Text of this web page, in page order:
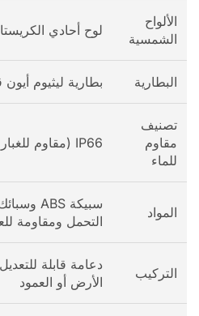
الألواح
الشمسية
لوح أحادي
البطارية بطارية ليثيوم
تصنيف
مقاوم
للماء
IP66 (مقاوم للغبار والماء)
المواد
التحمل ومقاومة
التركيب
دعامة قابلة
الأرض أو العمود